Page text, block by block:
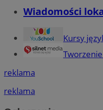
Wiadomości
Kursy
reklama
reklama